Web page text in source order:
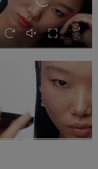
completa
Volver a ver el
Volver a ver el vídeo
Activar el sonido del
Expandir a